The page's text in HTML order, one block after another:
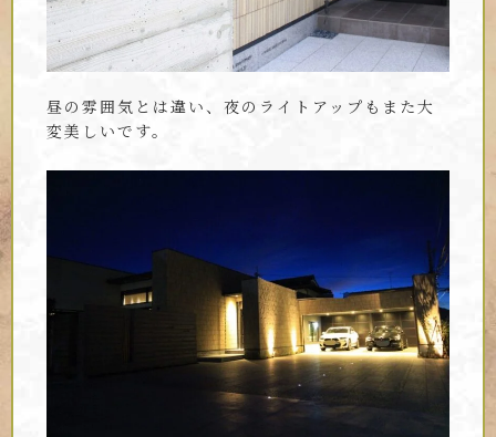
昼の雰囲気とは違い、夜のライトアップもまた大
変美しいです。